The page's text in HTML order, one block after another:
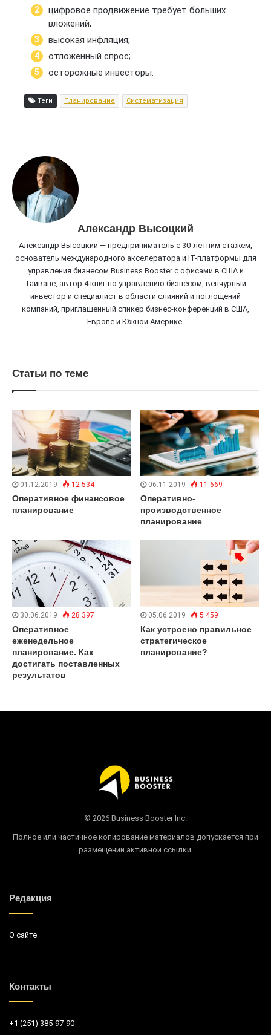
цифровое продвижение требует больших
вложений;
высокая инфляция;
отложенный спрос;
осторожные инвесторы.
Теги Планирование Систематизация
Александр Высоцкий
Александр Высоцкий — предприниматель с 30-летним стажем,
основатель международного акселератора и IT-платформы для
управления бизнесом Business Booster c офисами в США и
Тайване, автор 4 книг по управлению бизнесом, венчурный
инвестор и специалист в области слияний и поглощений
компаний, приглашенный спикер бизнес-конференций в США,
Европе и Южной Америке.
Статьи по теме
01.12.2019 12 534
Оперативное финансовое
планирование
06.11.2019 11 669
Оперативно-
производственное
планирование
30.06.2019 28 397
Оперативное
еженедельное
планирование. Как
достигать поставленных
результатов
05.06.2019 5 459
Как устроено правильное
стратегическое
планирование?
© 2026 Business Booster Inc.
Полное или частичное копирование материалов допускается при
размещении активной ссылки.
Редакция
О сайте
Контакты
+1 (251) 385-97-90